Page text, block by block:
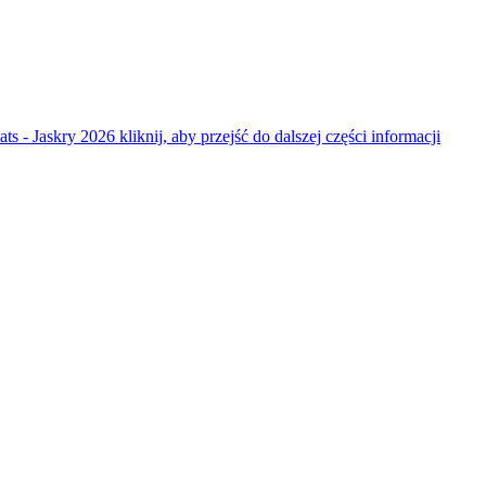
- Jaskry 2026 kliknij, aby przejść do dalszej części informacji